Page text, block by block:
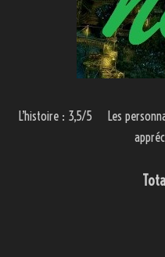
L’histoire : 3,5/5 Les